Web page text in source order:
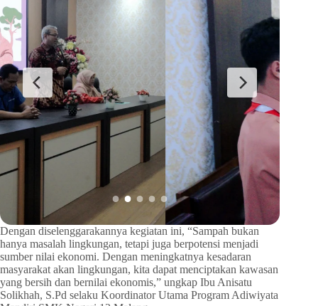
Dengan diselenggarakannya kegiatan ini, “Sampah bukan
hanya masalah lingkungan, tetapi juga berpotensi menjadi
sumber nilai ekonomi. Dengan meningkatnya kesadaran
masyarakat akan lingkungan, kita dapat menciptakan kawasan
yang bersih dan bernilai ekonomis,” ungkap Ibu Anisatu
Solikhah, S.Pd selaku Koordinator Utama Program Adiwiyata